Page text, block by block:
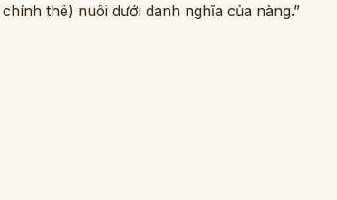
thê) nuôi dưới danh nghĩa của nàng.”